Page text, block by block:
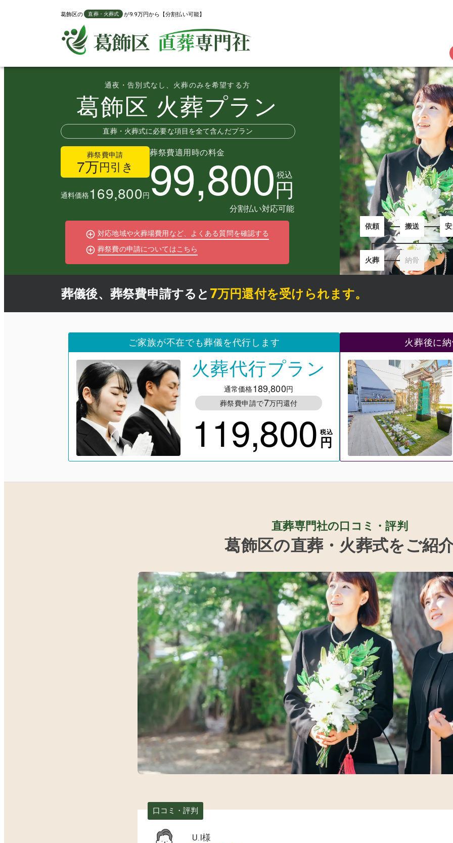
葛飾区の 直葬・火葬式 が9.9万円から【分割払い可能】
通夜・告別式なし、火葬のみを希望する方
葛飾区 火葬プラン
直葬・火葬式に必要な項目を全て含んだプラン
葬祭費申請
7万 円引き
通料価格169,800円
葬祭費適用時の料金
99,800 税込
円
分割払い対応可能
対応地域や火葬場費用など、よくある質問を確認する
葬祭費の申請についてはこちら
依頼 搬送
火葬 納骨
葬儀後、 葬祭費申請すると 7万円還付を受けられます。
ご家族が不在でも葬儀を代行します
火葬代行プラン
通常価格189,800円
葬祭費申請で7万円還付
119,800 税込
円
火葬後に
直葬専門社の口コミ・評判
葛飾区の直葬・火葬式をご紹
口コミ・評判
U.I様